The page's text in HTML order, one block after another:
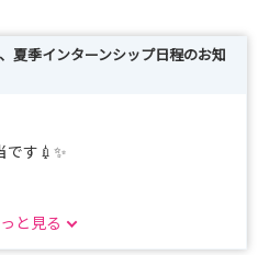
夏季インターンシップ日程のお知
です💉✨
ます。
と見る